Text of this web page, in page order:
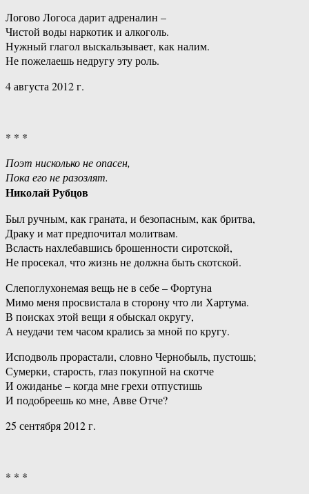
Логово Логоса дарит адреналин –
Чистой воды наркотик и алкоголь.
Нужный глагол выскальзывает, как налим.
Не пожелаешь недругу эту роль.
4 августа 2012 г.
* * *
Поэт нисколько не опасен,
Пока его не разозлят.
Николай Рубцов
Был ручным, как граната, и безопасным, как бритва,
Драку и мат предпочитал молитвам.
Всласть нахлебавшись брошенности сиротской,
Не просекал, что жизнь не должна быть скотской.
Слепоглухонемая вещь не в себе – Фортуна
Мимо меня просвистала в сторону что ли Хартума.
В поисках этой вещи я обыскал округу,
А неудачи тем часом крались за мной по кругу.
Исподволь прорастали, словно Чернобыль, пустошь;
Сумерки, старость, глаз покупной на скотче
И ожиданье – когда мне грехи отпустишь
И подобреешь ко мне, Авве Отче?
25 сентября 2012 г.
* * *